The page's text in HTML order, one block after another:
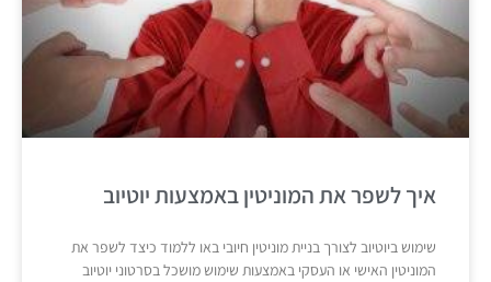
איך לשפר את המוניטין באמצעות יוטיוב
שימוש ביוטיוב לצורך בניית מוניטין חיובי באו ללמוד כיצד לשפר את
המוניטין האישי או העסקי באמצעות שימוש מושכל בסרטוני יוטיוב